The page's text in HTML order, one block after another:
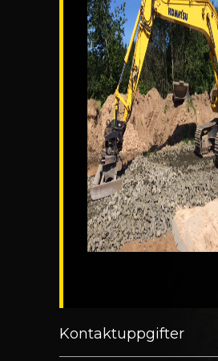
Kontaktuppgifter